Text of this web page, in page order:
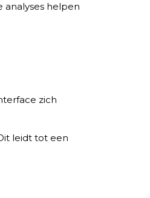
analyses helpen
zich
leidt tot een